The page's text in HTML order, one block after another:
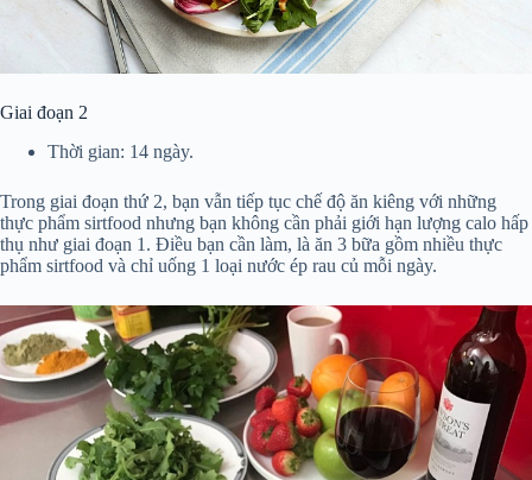
Giai đoạn 2
Thời gian: 14 ngày.
Trong giai đoạn thứ 2, bạn vẫn tiếp tục chế độ ăn kiêng với những
thực phẩm sirtfood nhưng bạn không cần phải giới hạn lượng calo hấp
thụ như giai đoạn 1. Điều bạn cần làm, là ăn 3 bữa gồm nhiều thực
phẩm sirtfood và chỉ uống 1 loại nước ép rau củ mỗi ngày.